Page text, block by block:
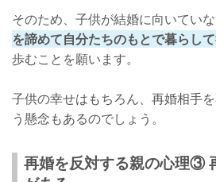
そのため、子供が結婚に向いてい
を諦めて自分たちのもとで暮らし
歩むことを願います。
子供の幸せはもちろん、再婚相手
う懸念もあるのでしょう。
再婚を反対する親の心理③